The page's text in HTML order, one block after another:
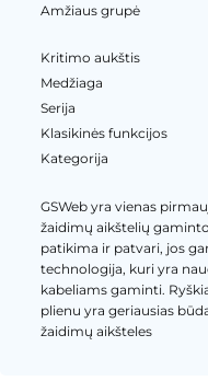
Amžiaus grupė
Kritimo aukštis
Medžiaga
Serija
Klasikinės funkcijos
Kategorija
GSWeb yra vienas
žaidimų aikštelių
patikima ir patvari, jos
technologija, kuri yra
kabeliams gaminti.
plienu yra geriausias
žaidimų aikšteles